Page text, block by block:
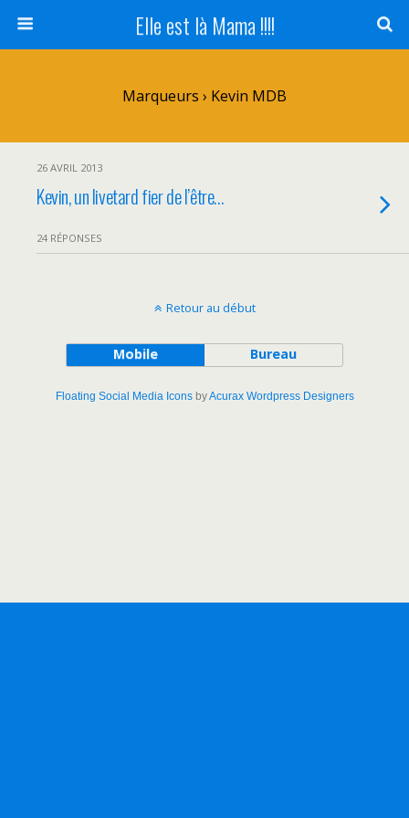
Elle est là Mama !!!!
Marqueurs › Kevin MDB
26 AVRIL 2013
Kevin, un livetard fier de l’être…
24 RÉPONSES
Retour au début
Mobile Bureau
Floating Social Media IconsbyAcurax Wordpress Designers